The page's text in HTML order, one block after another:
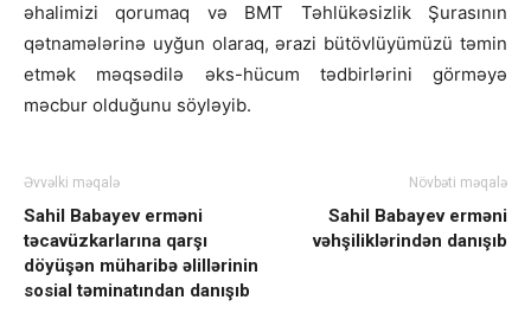
əhalimizi qorumaq və BMT Təhlükəsizlik Şurasının
qətnamələrinə uyğun olaraq, ərazi bütövlüyümüzü təmin
etmək məqsədilə əks-hücum tədbirlərini görməyə
məcbur olduğunu söyləyib.
Əvvəlki məqalə
Sahil Babayev erməni
təcavüzkarlarına qarşı
döyüşən müharibə əlillərinin
sosial təminatından danışıb
Növbəti məqalə
Sahil Babayev erməni
vəhşiliklərindən danışıb